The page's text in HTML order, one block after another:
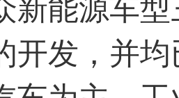
开发，并